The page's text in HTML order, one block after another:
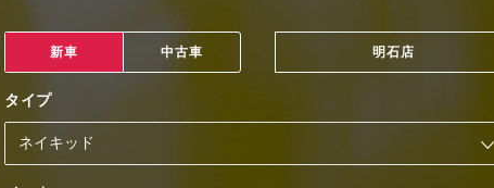
新車 中古車 明石店
タイプ